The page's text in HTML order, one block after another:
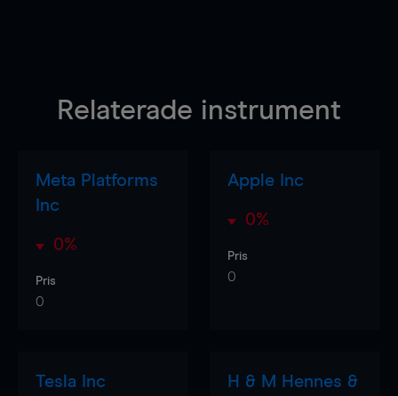
Relaterade instrument
Meta Platforms
Inc
0%
Pris
0
Apple Inc
0%
Pris
0
Tesla Inc
H & M Hennes &